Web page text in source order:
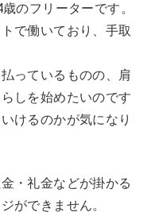
のフリーターです。
で働いており、手取
っているものの、肩
しを始めたいのです
けるのかが気になり
・礼金などが掛かる
ができません。